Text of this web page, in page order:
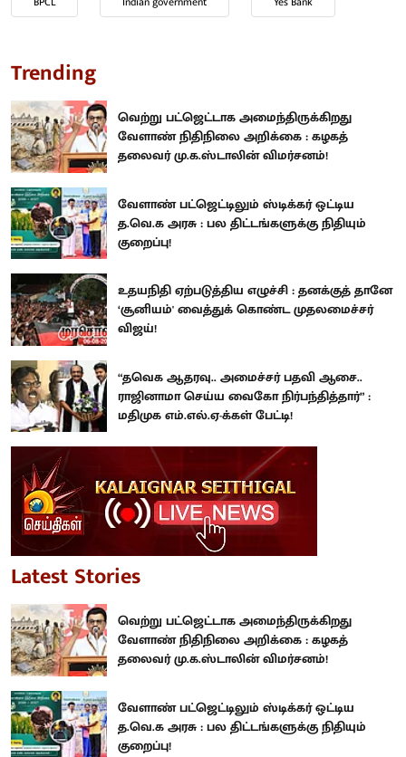
Trending
வெற்று பட்ஜெட்டாக அமைந்திருக்கிறது
வேளாண் நிதிநிலை அறிக்கை : கழகத்
தலைவர் மு.க.ஸ்டாலின் விமர்சனம்!
வேளாண் பட்ஜெட்டிலும் ஸ்டிக்கர் ஒட்டிய
த.வெ.க அரசு : பல திட்டங்களுக்கு நிதியும்
குறைப்பு!
உதயநிதி ஏற்படுத்திய எழுச்சி : தனக்குத் தானே
‘சூனியம்' வைத்துக் கொண்ட முதலமைச்சர்
விஜய்!
“தவெக ஆதரவு.. அமைச்சர் பதவி ஆசை..
ராஜினாமா செய்ய வைகோ நிர்பந்தித்தார்” :
மதிமுக எம்.எல்.ஏ-க்கள் பேட்டி!
Latest Stories
வெற்று பட்ஜெட்டாக அமைந்திருக்கிறது
வேளாண் நிதிநிலை அறிக்கை : கழகத்
தலைவர் மு.க.ஸ்டாலின் விமர்சனம்!
வேளாண் பட்ஜெட்டிலும் ஸ்டிக்கர் ஒட்டிய
த.வெ.க அரசு : பல திட்டங்களுக்கு நிதியும்
குறைப்பு!